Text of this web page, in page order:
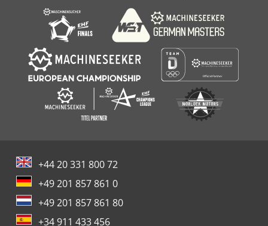
+44 20 331 800 72
+49 201 857 861 0
+49 201 857 861 80
+34 911 433 456